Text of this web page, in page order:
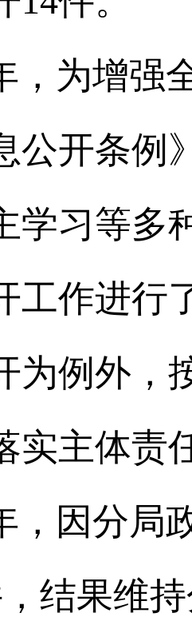
，为增强
公开条例
学习等多
工作进行
为例外，
实主体责
，因分局
结果维